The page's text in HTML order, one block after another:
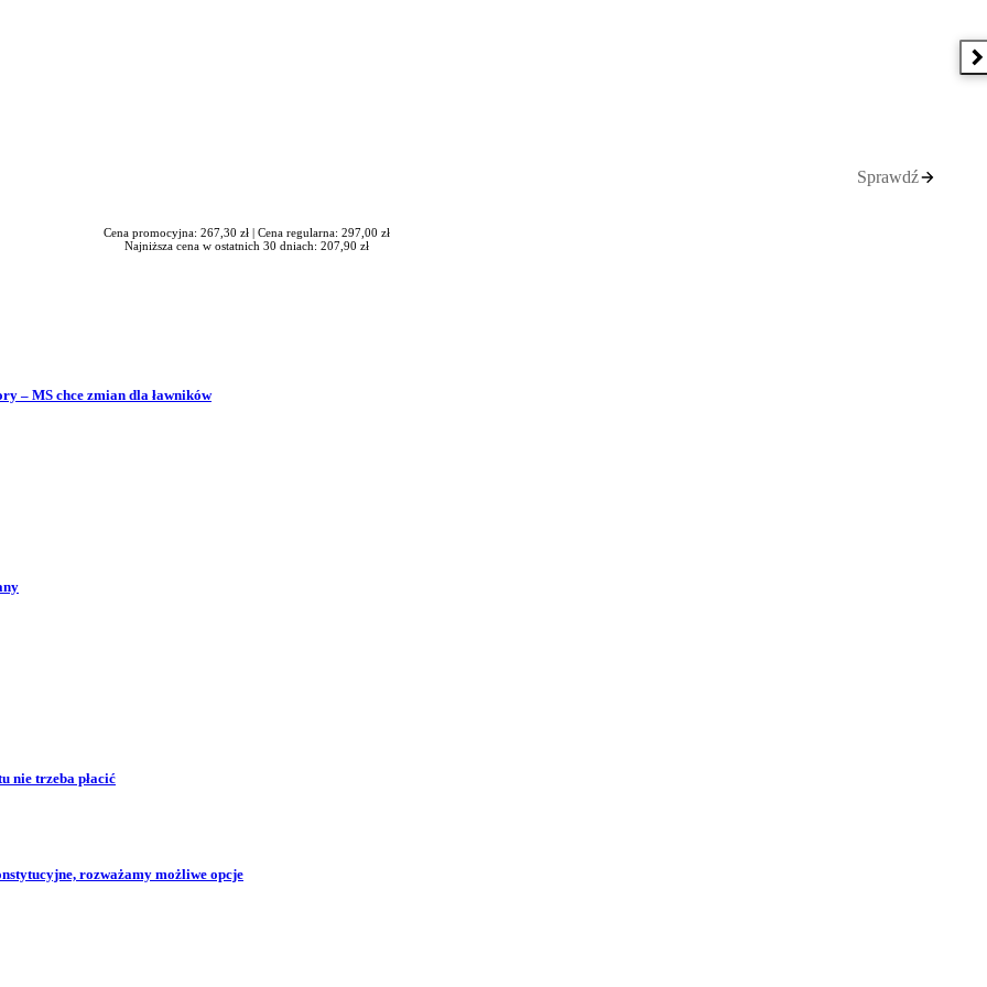
Sprawdź
Cena promocyjna: 267,30 zł | Cena regularna: 297,00 zł
Najniższa cena w ostatnich 30 dniach: 207,90 zł
– MS chce zmian dla ławników
nie trzeba płacić
rozważamy możliwe opcje